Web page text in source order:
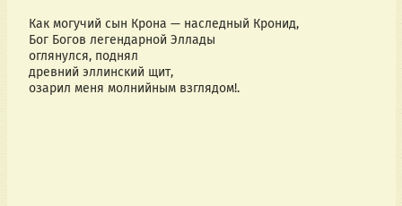
Как могучий сын Крона — наследный Кронид,
Бог Богов легендарной Эллады
оглянулся, поднял
древний эллинский щит,
озарил меня молнийным взглядом!.